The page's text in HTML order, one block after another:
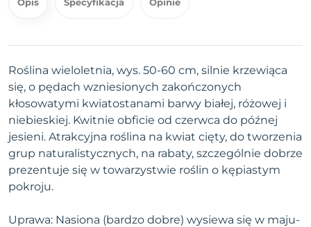
Roślina wieloletnia, wys. 50-60 cm, silnie krzewiąca
się, o pędach wzniesionych zakończonych
kłosowatymi kwiatostanami barwy białej, różowej i
niebieskiej. Kwitnie obficie od czerwca do późnej
jesieni. Atrakcyjna roślina na kwiat cięty, do tworzenia
grup naturalistycznych, na rabaty, szczególnie dobrze
prezentuje się w towarzystwie roślin o kępiastym
pokroju.
Uprawa: Nasiona (bardzo dobre) wysiewa się w maju-